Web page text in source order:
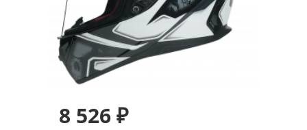
8 526 ₽